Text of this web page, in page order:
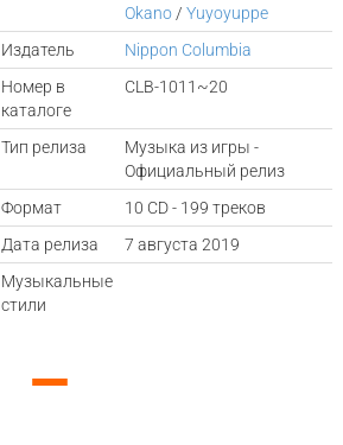
Okano /Yuyoyuppe
Издатель
Nippon Columbia
Номер в
каталоге
CLB-1011~20
Тип релиза
Музыка из игры -
Официальный релиз
Формат
10 CD - 199 треков
Дата релиза
7 августа 2019
Музыкальные
стили
—